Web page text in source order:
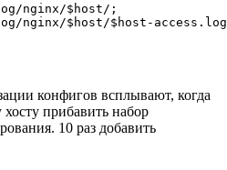
nginx/$host/;
nginx/$host/$host-
конфигов всплывают, когда
прибавить набор
10 раз добавить